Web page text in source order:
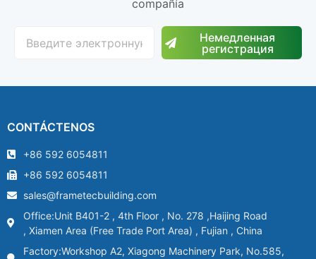
compañía
Немедленная
регистрация
CONTÁCTENOS
+86 592 6054811
+86 592 6054811
sales@frametecbuilding.com
Office:Unit B401-2 , 4th Floor , No. 278 ,Haijing Road
, Xiamen Area (Free Trade Port Area) , Fujian , China
Factory:Workshop A2, Xiagong Machinery Park, No.585,